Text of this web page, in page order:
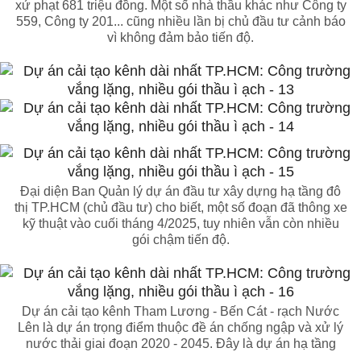
xử phạt 681 triệu đồng. Một số nhà thầu khác như Công ty
559, Công ty 201... cũng nhiều lần bị chủ đầu tư cảnh báo
vì không đảm bảo tiến độ.
Đại diện Ban Quản lý dự án đầu tư xây dựng hạ tầng đô
thị TP.HCM (chủ đầu tư) cho biết, một số đoạn đã thông xe
kỹ thuật vào cuối tháng 4/2025, tuy nhiên vẫn còn nhiều
gói chậm tiến độ.
Dự án cải tạo kênh Tham Lương - Bến Cát - rạch Nước
Lên là dự án trọng điểm thuộc đề án chống ngập và xử lý
nước thải giai đoạn 2020 - 2045. Đây là dự án hạ tầng